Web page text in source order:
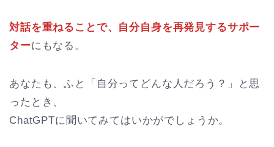
対話を重ねることで、自分自身を再発見するサポー
ターにもなる。
あなたも、ふと「自分ってどんな人だろう？」と思
ったとき、
ChatGPTに聞いてみてはいかがでしょうか。